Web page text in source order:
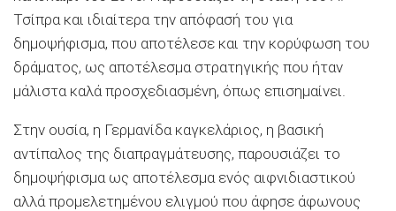
Τσίπρα και ιδιαίτερα την απόφασή του για
δημοψήφισμα, που αποτέλεσε και την κορύφωση του
δράματος, ως αποτέλεσμα στρατηγικής που ήταν
μάλιστα καλά προσχεδιασμένη, όπως επισημαίνει.
Στην ουσία, η Γερμανίδα καγκελάριος, η βασική
αντίπαλος της διαπραγμάτευσης, παρουσιάζει το
δημοψήφισμα ως αποτέλεσμα ενός αιφνιδιαστικού
αλλά προμελετημένου ελιγμού που άφησε άφωνους